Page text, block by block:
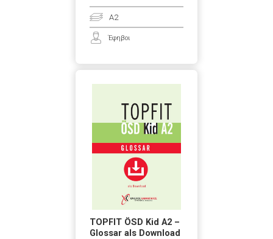
A2
Έφηβοι
TOPFIT ÖSD Kid A2 –
Glossar als Download